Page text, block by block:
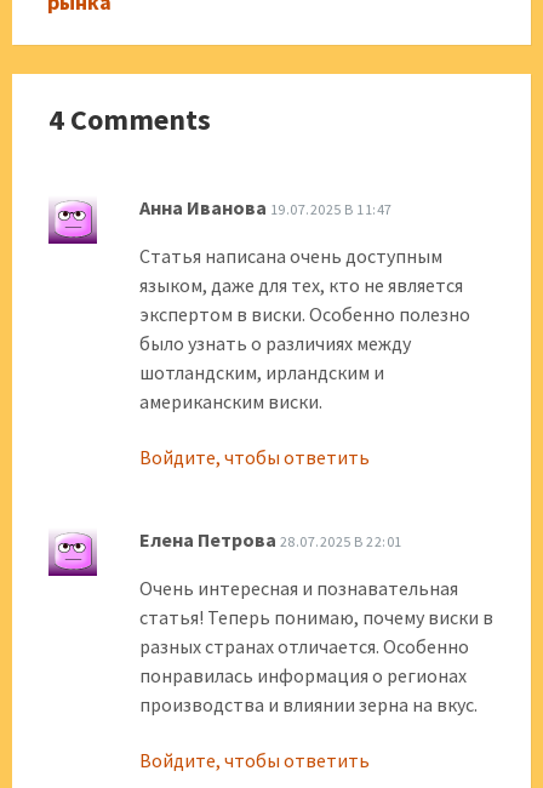
4 Comments
Анна Иванова 19.07.2025 В 11:47
Статья написана очень доступным
языком, даже для тех, кто не является
экспертом в виски. Особенно полезно
было узнать о различиях между
шотландским, ирландским и
американским виски.
Войдите, чтобы ответить
Елена Петрова 28.07.2025 В 22:01
Очень интересная и познавательная
статья! Теперь понимаю, почему виски в
разных странах отличается. Особенно
понравилась информация о регионах
производства и влиянии зерна на вкус.
Войдите, чтобы ответить